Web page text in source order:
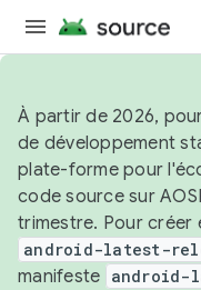
À partir de 2026,
de développement
plate-forme pour
code source sur
trimestre. Pour créer
android-latest-
manifeste android-